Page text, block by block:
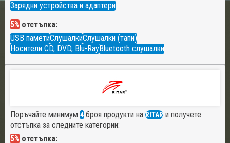
Зарядни устройства и адаптери
5% отстъпка:
USB паметиСлушалкиСлушалки (тапи)
Носители CD, DVD, Blu-RayBluetooth слушалки
Поръчайте минимум 4 броя продукти на RITAR и получете
отстъпка за следните категории:
5% отстъпка: